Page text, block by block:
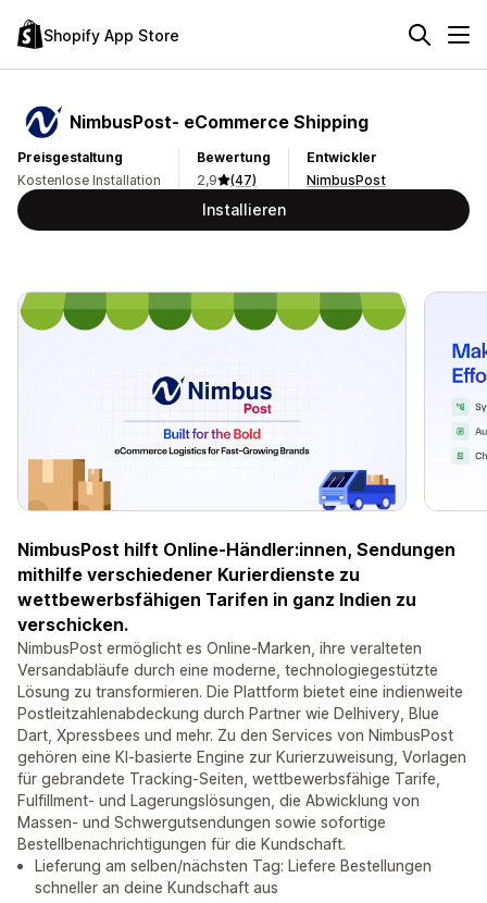
Shopify App Store
NimbusPost‑ eCommerce Shipping
Preisgestaltung
Kostenlose Installation
Bewertung
2,9
(47)
Entwickler
NimbusPost
Installieren
NimbusPost hilft Online-Händler:innen, Sendungen
mithilfe verschiedener Kurierdienste zu
wettbewerbsfähigen Tarifen in ganz Indien zu
verschicken.
NimbusPost ermöglicht es Online-Marken, ihre veralteten
Versandabläufe durch eine moderne, technologiegestützte
Lösung zu transformieren. Die Plattform bietet eine indienweite
Postleitzahlenabdeckung durch Partner wie Delhivery, Blue
Dart, Xpressbees und mehr. Zu den Services von NimbusPost
gehören eine KI-basierte Engine zur Kurierzuweisung, Vorlagen
für gebrandete Tracking-Seiten, wettbewerbsfähige Tarife,
Fulfillment- und Lagerungslösungen, die Abwicklung von
Massen- und Schwergutsendungen sowie sofortige
Bestellbenachrichtigungen für die Kundschaft.
Lieferung am selben/nächsten Tag: Liefere Bestellungen
schneller an deine Kundschaft aus